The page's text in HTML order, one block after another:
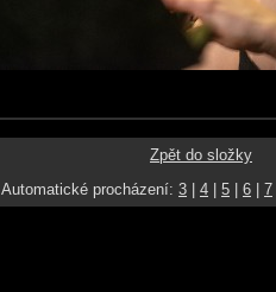
Zpět do složky
Automatické procházení: 3 4 5 6 7